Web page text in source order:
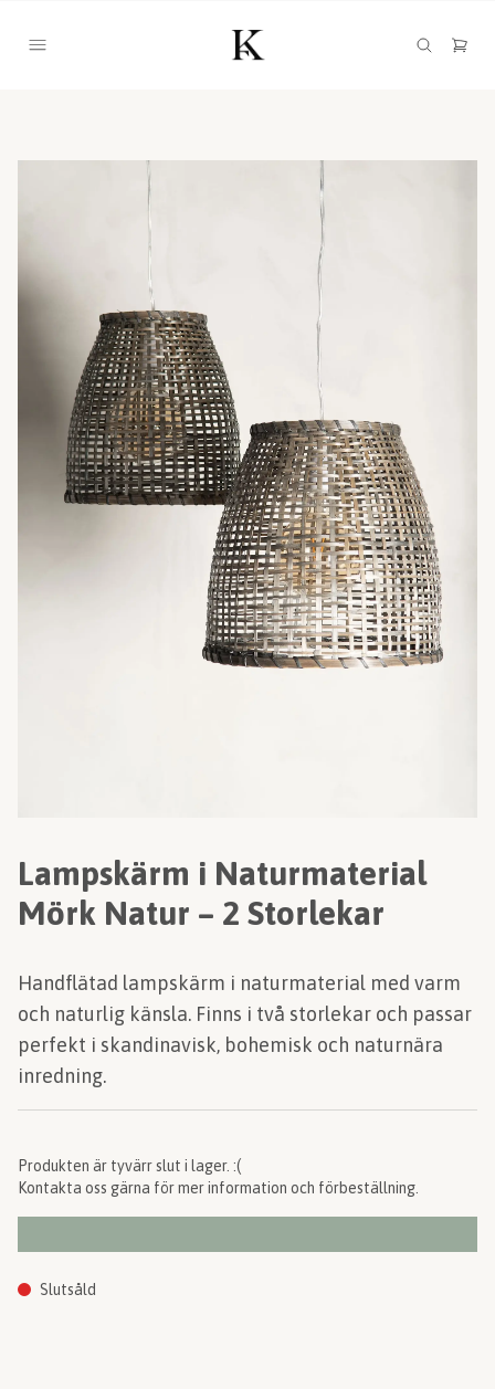
Lampskärm i Naturmaterial
Mörk Natur – 2 Storlekar
Handflätad lampskärm i naturmaterial med varm
och naturlig känsla. Finns i två storlekar och passar
perfekt i skandinavisk, bohemisk och naturnära
inredning.
Produkten är tyvärr slut i lager. :(
Kontakta oss gärna för mer information och förbeställning.
Slutsåld